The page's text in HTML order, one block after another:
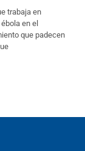
trabaja en
en el
que padecen